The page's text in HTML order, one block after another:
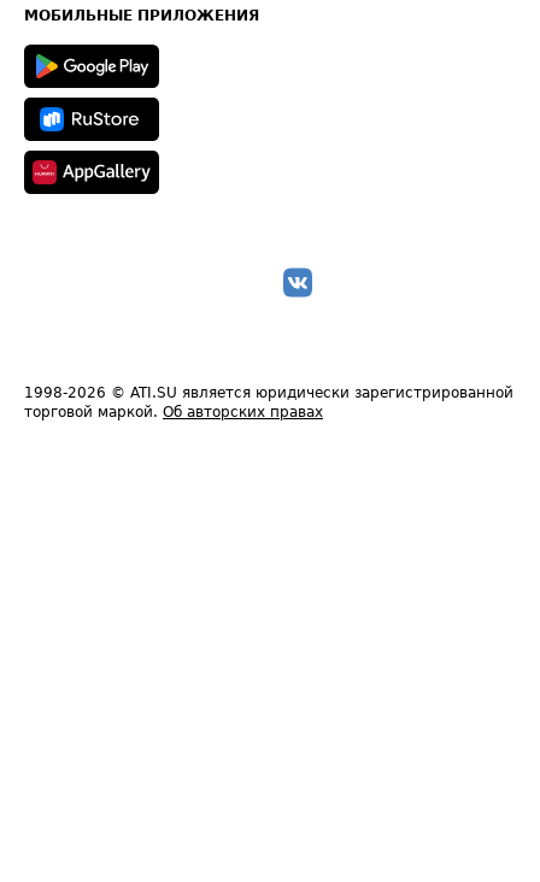
Техническая информация
МОБИЛЬНЫЕ ПРИЛОЖЕНИЯ
1998-2026 © ATI.SU является юридически зарегистрированной
торговой маркой. Об авторских правах